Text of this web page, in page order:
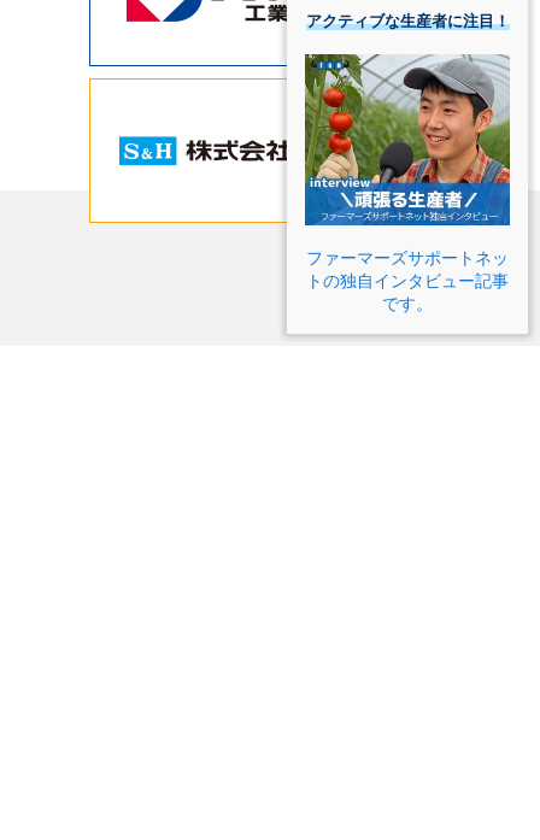
アクティブな生産者に注目！
ファーマーズサポートネッ
トの独自インタビュー記事
です。